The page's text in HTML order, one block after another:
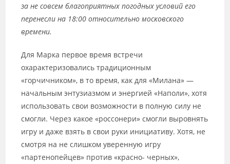
за не совсем благоприятных погодных условий его
перенесли на 18:00 относительно московского
времени.
Для Марка первое время встречи
охарактеризовались традиционным
«горчичником», в то время, как для «Милана» —
начальным энтузиазмом и энергией «Наполи», хотя
использовать свои возможности в полную силу не
смогли. Через какое «россонери» смогли выровнять
игру и даже взять в свои руки инициативу. Хотя, не
смотря на не слишком уверенную игру
«партенопейцев» против «красно- черных»,